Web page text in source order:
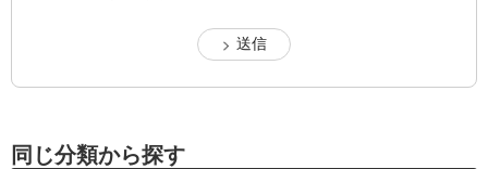
同じ分類から探す